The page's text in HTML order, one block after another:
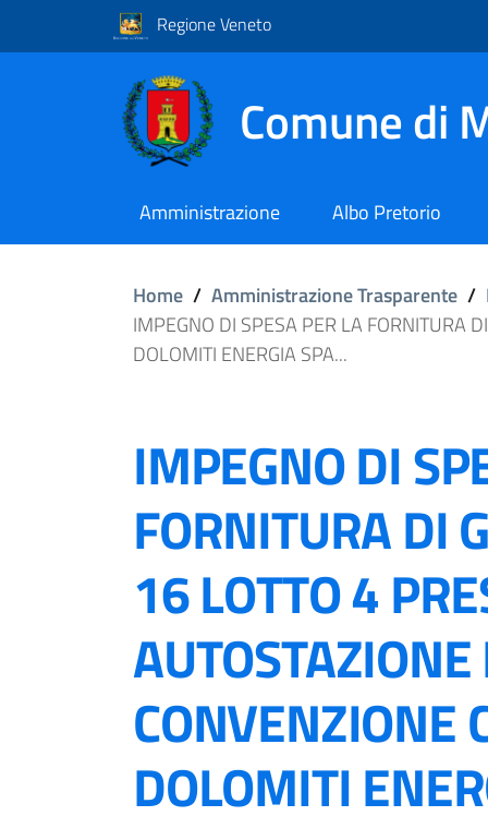
Regione Veneto
Comune di
Amministrazione Albo Pretorio
Home / Amministrazione Trasparente /
IMPEGNO DI SPESA PER LA FORNITURA
DOLOMITI ENERGIA SPA...
IMPEGNO DI
FORNITURA DI
16 LOTTO 4
CONVENZIONE
DOLOMITI